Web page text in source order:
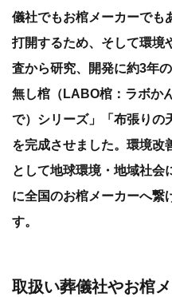
儀社でもお棺メーカーでも
打開するため、そして環境
査から研究、開発に約3年
無し棺（LABO棺：ラボか
で）シリーズ」「布張りの
を完成させました。環境改
として地球環境・地域社会
に全国のお棺メーカーへ繋
す。
取扱い葬儀社やお棺